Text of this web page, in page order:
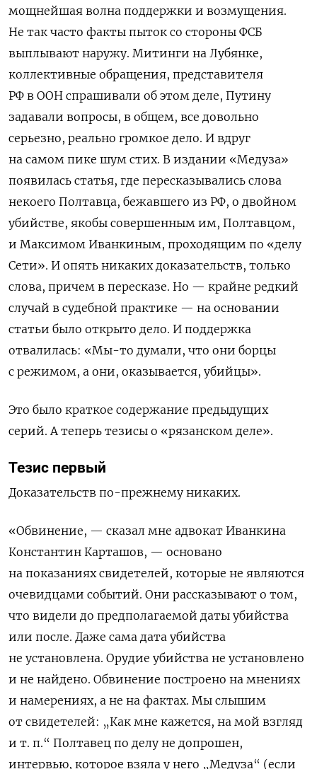
мощнейшая волна поддержки и возмущения.
Не так часто факты пыток со стороны ФСБ
выплывают наружу. Митинги на Лубянке,
коллективные обращения, представителя
РФ в ООН спрашивали об этом деле, Путину
задавали вопросы, в общем, все довольно
серьезно, реально громкое дело. И вдруг
на самом пике шум стих. В издании «Медуза»
появилась статья, где пересказывались слова
некоего Полтавца, бежавшего из РФ, о двойном
убийстве, якобы совершенным им, Полтавцом,
и Максимом Иванкиным, проходящим по «делу
Сети». И опять никаких доказательств, только
слова, причем в пересказе. Но — крайне редкий
случай в судебной практике — на основании
статьи было открыто дело. И поддержка
отвалилась: «Мы-то думали, что они борцы
с режимом, а они, оказывается, убийцы».
Это было краткое содержание предыдущих
серий. А теперь тезисы о «рязанском деле».
Тезис первый
Доказательств по-прежнему никаких.
«Обвинение, — сказал мне адвокат Иванкина
Константин Карташов, — основано
на показаниях свидетелей, которые не являются
очевидцами событий. Они рассказывают о том,
что видели до предполагаемой даты убийства
или после. Даже сама дата убийства
не установлена. Орудие убийства не установлено
и не найдено. Обвинение построено на мнениях
и намерениях, а не на фактах. Мы слышим
от свидетелей: „Как мне кажется, на мой взгляд
и т. п.“ Полтавец по делу не допрошен,
интервью, которое взяла у него „Медуза“ (если